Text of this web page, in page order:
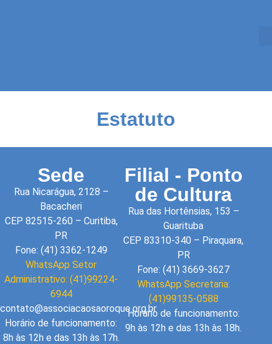
Estatuto
Sede
Rua Nicarágua, 2128 –
Bacacheri
CEP 82515-260 – Curitiba,
PR
Fone: (41) 3362-1249
WhatsApp Setor
Administrativo: (41)99224-
6944
contato@associacaosaoroque.org.br
Horário de funcionamento:
8h às 12h e das 13h às 17h.
Filial - Ponto
de Cultura
Rua das Hortênsias, 153 –
Guarituba
CEP 83310-340 – Piraquara,
PR
Fone: (41) 3669-3627
WhatsApp Secretaria:
(41)99135-0588
Horário de funcionamento:
9h às 12h e das 13h às 18h.